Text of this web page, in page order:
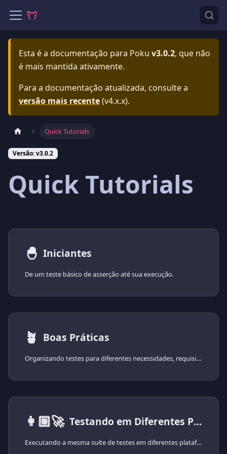
Esta é a documentação para Poku v3.0.2, que não
é mais mantida ativamente.
Para a documentação atualizada, consulte a
versão mais recente(v4.x.x).
Quick Tutorials
Versão: v3.0.2
Quick Tutorials
🐣 Iniciantes
De um teste básico de asserção até sua execução.
🪴 Boas Práticas
Organizando testes para diferentes necessidades, requisitos e abordagens.
👩🏼‍🚀 Testando em Diferentes Plataformas
Executando a mesma suíte de testes em diferentes plataformas.